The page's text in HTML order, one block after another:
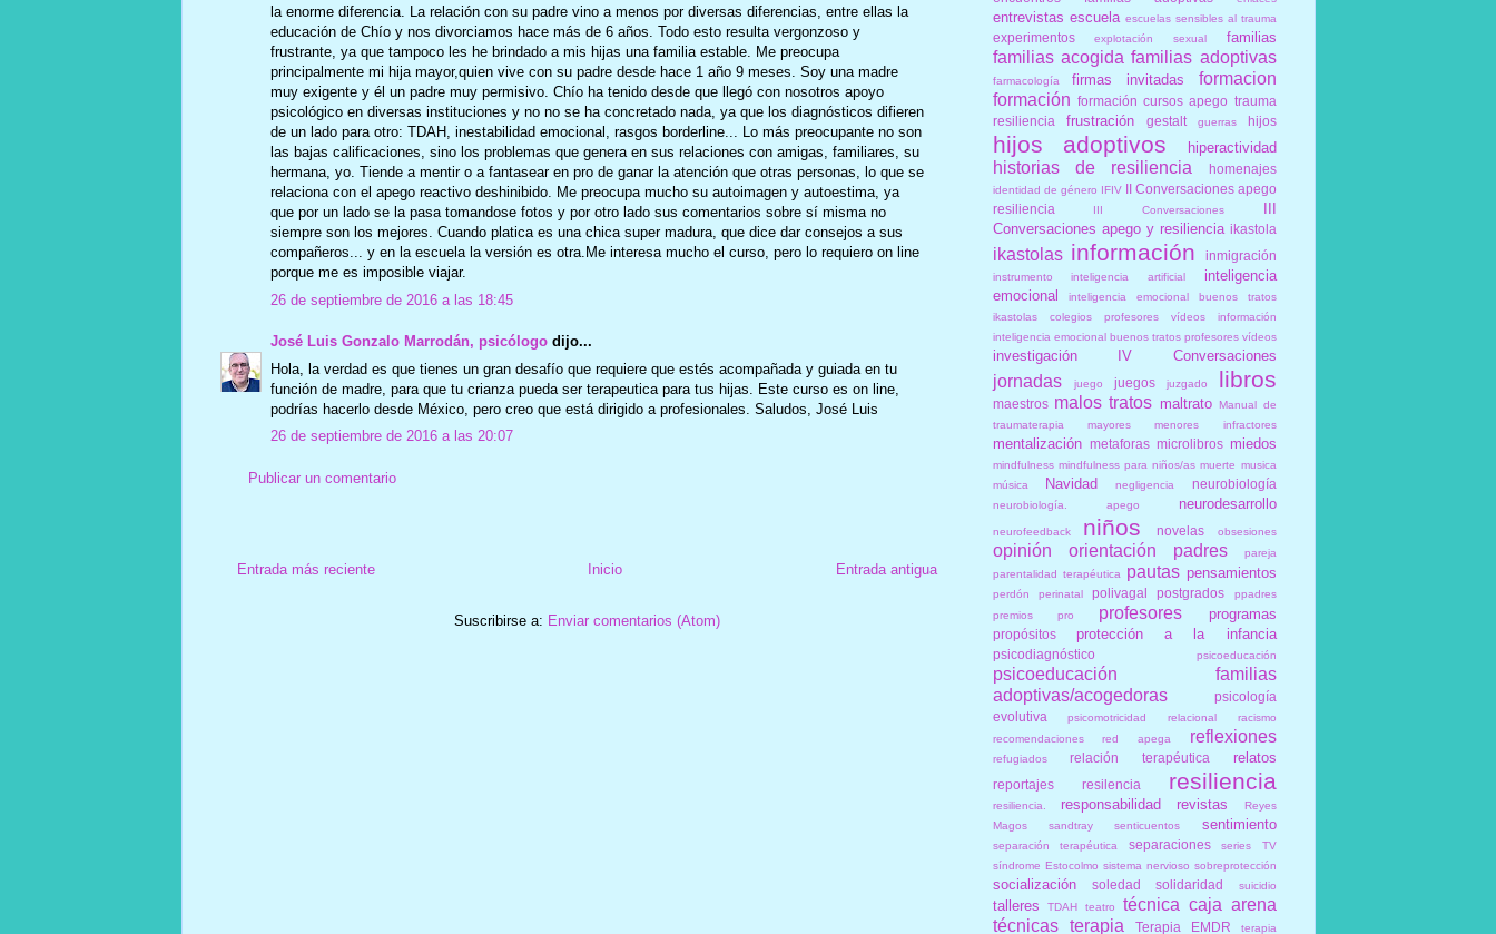
la enorme diferencia. La relación con su padre vino a menos por diversas diferencias, entre ellas la
educación de Chío y nos divorciamos hace más de 6 años. Todo esto resulta vergonzoso y
frustrante, ya que tampoco les he brindado a mis hijas una familia estable. Me preocupa
principalmente mi hija mayor,quien vive con su padre desde hace 1 año 9 meses. Soy una madre
muy exigente y él un padre muy permisivo. Chío ha tenido desde que llegó con nosotros apoyo
psicológico en diversas instituciones y no no se ha concretado nada, ya que los diagnósticos difieren
de un lado para otro: TDAH, inestabilidad emocional, rasgos borderline... Lo más preocupante no son
las bajas calificaciones, sino los problemas que genera en sus relaciones con amigas, familiares, su
hermana, yo. Tiende a mentir o a fantasear en pro de ganar la atención que otras personas, lo que se
relaciona con el apego reactivo deshinibido. Me preocupa mucho su autoimagen y autoestima, ya
que por un lado se la pasa tomandose fotos y por otro lado sus comentarios sobre sí misma no
siempre son los mejores. Cuando platica es una chica super madura, que dice dar consejos a sus
compañeros... y en la escuela la versión es otra.Me interesa mucho el curso, pero lo requiero on line
porque me es imposible viajar.
26 de septiembre de 2016 a las 18:45
José Luis Gonzalo Marrodán, psicólogodijo...
Hola, la verdad es que tienes un gran desafío que requiere que estés acompañada y guiada en tu
función de madre, para que tu crianza pueda ser terapeutica para tus hijas. Este curso es on line,
podrías hacerlo desde México, pero creo que está dirigido a profesionales. Saludos, José Luis
26 de septiembre de 2016 a las 20:07
Publicar un comentario
Entrada más reciente Entrada antigua
Inicio
Suscribirse a: Enviar comentarios (Atom)
entrevistas escuela escuelas sensibles al trauma
experimentos explotación sexual familias
familias acogida familias adoptivas
farmacología firmas invitadas
formacion
formación formación cursos apego trauma
resiliencia
frustración gestalt guerras hijos
hijos adoptivos hiperactividad
historias de resiliencia homenajes
identidad de género IFIV II Conversaciones apego
resiliencia
III Conversaciones
III
Conversaciones apego y resiliencia ikastola
ikastolas información inmigración
instrumento inteligencia artificial
inteligencia
emocional
inteligencia emocional buenos tratos
ikastolas colegios profesores vídeos información
inteligencia emocional buenos tratos profesores vídeos
investigación IV Conversaciones
jornadas juego juegos juzgado libros
maestros malos tratos maltrato Manual de
traumaterapia
mayores menores infractores
mentalización metaforas microlibros miedos
mindfulness mindfulness para niños/as muerte musica
música
Navidad negligencia neurobiología
neurobiología. apego neurodesarrollo
neurofeedback niños novelas obsesiones
opinión orientación padres
pareja
parentalidad terapéutica
pautas pensamientos
perdón perinatal polivagal postgrados
ppadres
premios
pro profesores programas
propósitos protección a la infancia
psicodiagnóstico psicoeducación
psicoeducación familias
adoptivas/acogedoras
psicología
evolutiva
psicomotricidad relacional
racismo
recomendaciones
red apega reflexiones
refugiados relación terapéutica relatos
reportajes resilencia resiliencia
resiliencia. responsabilidad revistas
Reyes
Magos
sandtray senticuentos sentimiento
separación terapéutica separaciones
series TV
síndrome Estocolmo sistema nervioso sobreprotección
socialización soledad solidaridad suicidio
talleres TDAH teatro
técnica caja arena
técnicas
terapia Terapia EMDR terapia